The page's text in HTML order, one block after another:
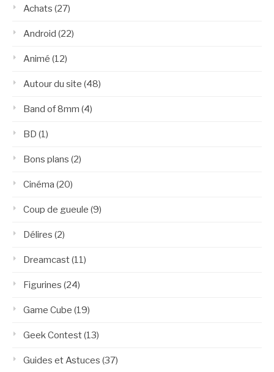
Achats (27)
Android (22)
Animé (12)
Autour du site (48)
Band of 8mm (4)
BD (1)
Bons plans (2)
Cinéma (20)
Coup de gueule (9)
Délires (2)
Dreamcast(11)
Figurines (24)
Game Cube (19)
Geek Contest(13)
Guides et Astuces (37)